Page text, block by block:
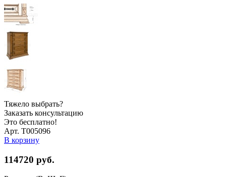
Тяжело выбрать?
Заказать консультацию
Это бесплатно!
Арт. Т005096
В корзину
114720 руб.